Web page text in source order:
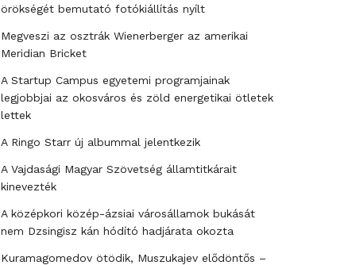
örökségét bemutató fotókiállítás nyílt
Megveszi az osztrák Wienerberger az amerikai
Meridian Bricket
A Startup Campus egyetemi programjainak
legjobbjai az okosváros és zöld energetikai ötletek
lettek
A Ringo Starr új albummal jelentkezik
A Vajdasági Magyar Szövetség államtitkárait
kinevezték
A középkori közép-ázsiai városállamok bukását
nem Dzsingisz kán hódító hadjárata okozta
Kuramagomedov ötödik, Muszukajev elődöntős –